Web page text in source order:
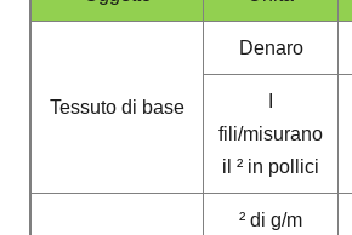
Tessuto di base
Denaro
fili/misurano
il ² in pollici
² di g/m